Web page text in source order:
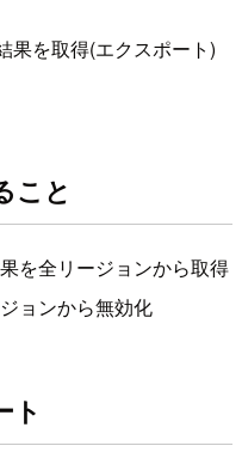
果を取得(エクスポート)
こと
を全リージョンから取得
ョンから無効化
ト